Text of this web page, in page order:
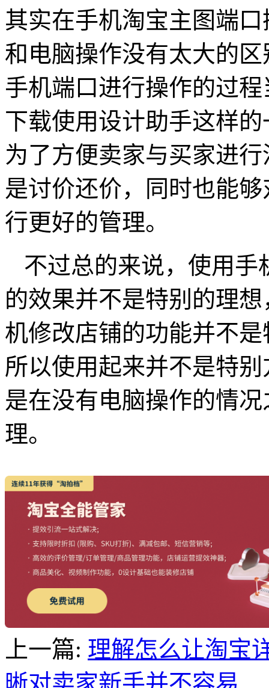
其实在手机淘宝主图端
和电脑操作没有太大的
手机端口进行操作的过
下载使用设计助手这样
为了方便卖家与买家进
是讨价还价，同时也能
行更好的管理。
不过总的来说，使用手
的效果并不是特别的理
机修改店铺的功能并不
所以使用起来并不是特
是在没有电脑操作的情
理。
上一篇: 理解怎么让淘宝